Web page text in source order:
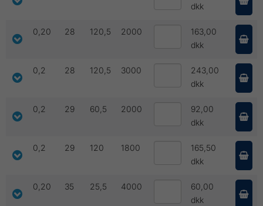
dkk
0,20 28 120,5 2000
163,00
dkk
0,2 28 120,5 3000
243,00
dkk
0,2 29 60,5 2000
92,00
dkk
0,2 29 120 1800
165,50
dkk
0,20 35 25,5 4000
60,00
dkk